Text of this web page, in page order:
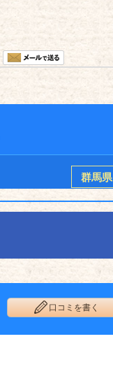
群馬県
口コミを書く